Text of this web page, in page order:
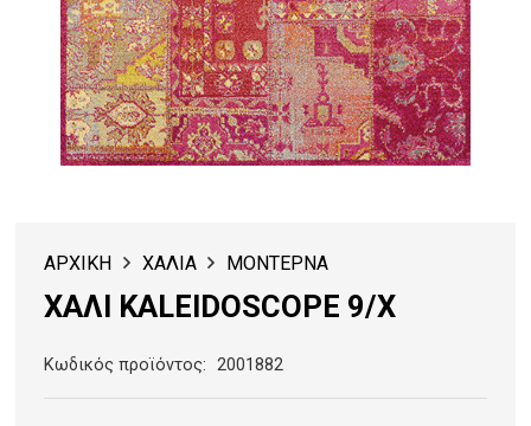
ΑΡΧΙΚΗ ΧΑΛΙΑ ΜΟΝΤΕΡΝΑ
ΧΑΛΙ KALEIDOSCOPE 9/X
Κωδικός προϊόντος: 2001882